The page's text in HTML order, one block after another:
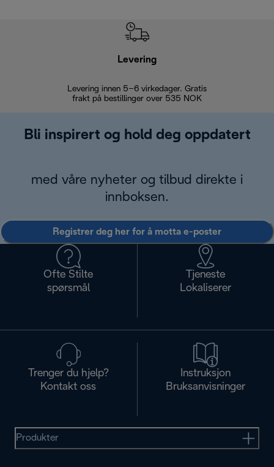
Levering
Levering innen 5–6 virkedager. Gratis
frakt på bestillinger over 535 NOK
Bli inspirert og hold deg oppdatert
med våre nyheter og tilbud direkte i
innboksen.
Registrer deg her for å motta e-poster
Ofte Stilte
spørsmål
Tjeneste
Lokaliserer
Trenger du hjelp?
Kontakt oss
Instruksjon
Bruksanvisninger
Produkter